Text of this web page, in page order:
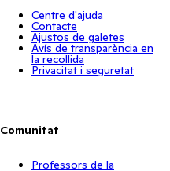
Centre d'ajuda
Contacte
Ajustos de galetes
Avís de transparència en
la recollida
Privacitat i seguretat
Comunitat
Professors de la